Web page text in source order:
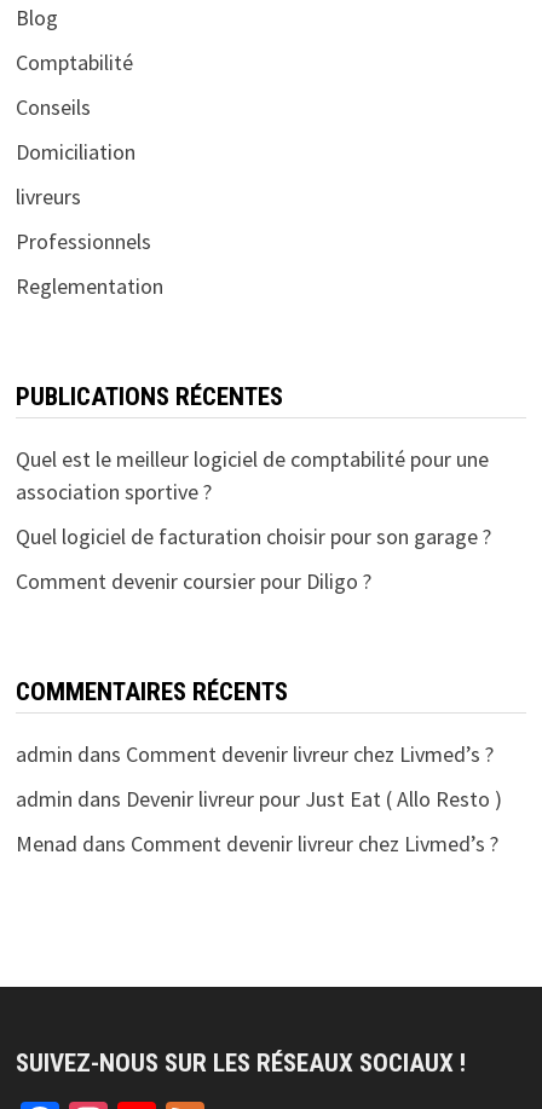
Blog
Comptabilité
Conseils
Domiciliation
livreurs
Professionnels
Reglementation
PUBLICATIONS RÉCENTES
Quel est le meilleur logiciel de comptabilité pour une
association sportive ?
Quel logiciel de facturation choisir pour son garage ?
Comment devenir coursier pour Diligo ?
COMMENTAIRES RÉCENTS
admin dans Comment devenir livreur chez Livmed’s ?
admin dans Devenir livreur pour Just Eat ( Allo Resto )
Menad dans Comment devenir livreur chez Livmed’s ?
SUIVEZ-NOUS SUR LES RÉSEAUX SOCIAUX !